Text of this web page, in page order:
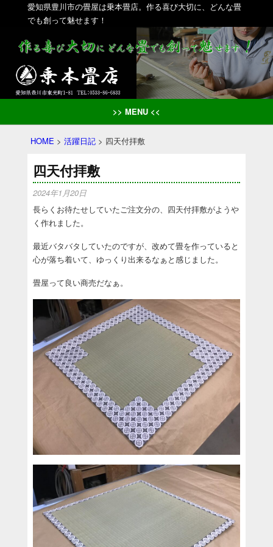
愛知県豊川市の畳屋は乗本畳店。作る喜び大切に、どんな畳
でも創って魅せます！
>> MENU <<
HOME > 活躍日記> 四天付拝敷
四天付拝敷
2024年1月20日
長らくお待たせしていたご注文分の、四天付拝敷がようや
く作れました。
最近バタバタしていたのですが、改めて畳を作っていると
心が落ち着いて、ゆっくり出来るなぁと感じました。
畳屋って良い商売だなぁ。